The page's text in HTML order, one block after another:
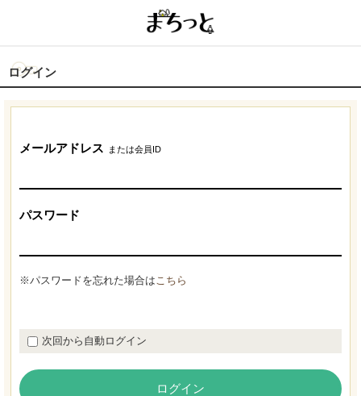
ログイン
メールアドレス または会員ID
パスワード
※パスワードを忘れた場合はこちら
次回から自動ログイン
ログイン